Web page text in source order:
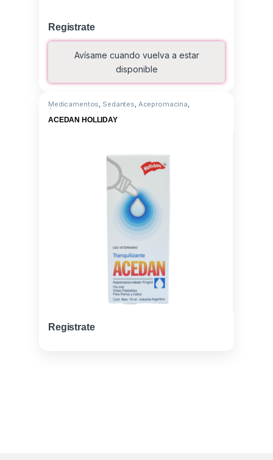
Registrate
Avísame cuando vuelva a estar
disponible
Medicamentos, Sedantes, Acepromacina,
Acepromacina
ACEDAN HOLLIDAY
Registrate